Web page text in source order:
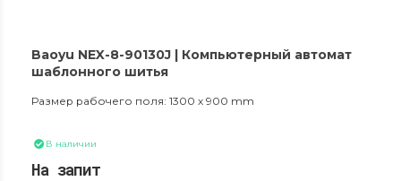
Baoyu NEX-8-90130J | Компьютерный автомат
шаблонного шитья
Размер рабочего поля: 1300 x 900 mm
В наличии
На запит